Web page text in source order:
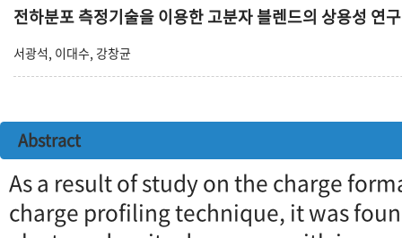
전하분포 측정기술을 이용한 고분자 블렌드의 상용성 연구
서광석, 이대수, 강창균
Abstract
As a result of study on the charge
charge profiling technique, it was